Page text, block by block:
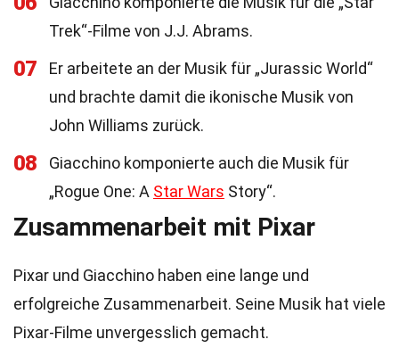
Trek“-Filme von J.J. Abrams.
07
Er arbeitete an der Musik für „Jurassic World“
und brachte damit die ikonische Musik von
John Williams zurück.
08
Giacchino komponierte auch die Musik für
„Rogue One: A Star Wars Story“.
Zusammenarbeit mit Pixar
Pixar und Giacchino haben eine lange und
erfolgreiche Zusammenarbeit. Seine Musik hat viele
Pixar-Filme unvergesslich gemacht.